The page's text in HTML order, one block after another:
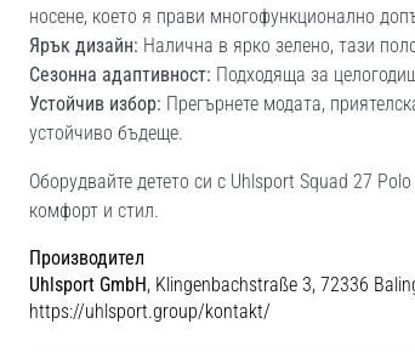
носене, което я прави многофункционално
Ярък дизайн: Налична в ярко зелено, тази
Сезонна адаптивност: Подходяща за
Устойчив избор: Прегърнете модата,
устойчиво бъдеще.
Оборудвайте детето си с Uhlsport Squad 27
комфорт и стил.
Производител
Uhlsport GmbH, Klingenbachstraße 3, 72336
https://uhlsport.group/kontakt/